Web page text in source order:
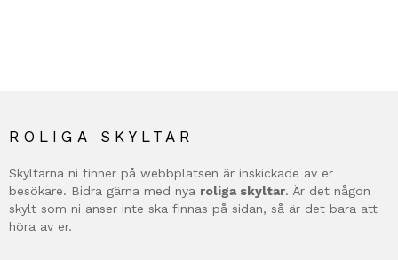
ROLIGA SKYLTAR
Skyltarna ni finner på webbplatsen är inskickade av er
besökare. Bidra gärna med nya roliga skyltar. Är det någon
skylt som ni anser inte ska finnas på sidan, så är det bara att
höra av er.